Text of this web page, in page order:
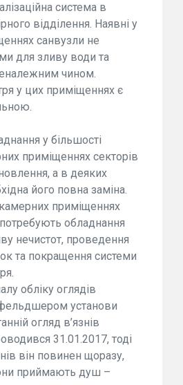
система в
відділення. Наявні у
санвузли не
для зливу води та
чином.
у цих приміщеннях є
у більшості
приміщеннях секторів
а в деяких
його повна заміна.
приміщеннях
обладнання
нечистот, проведення
та покращення системи
обліку оглядів
фельдшером установи
огляд в’язнів
31.01.2017, тоді
він повинен щоразу,
приймають душ –